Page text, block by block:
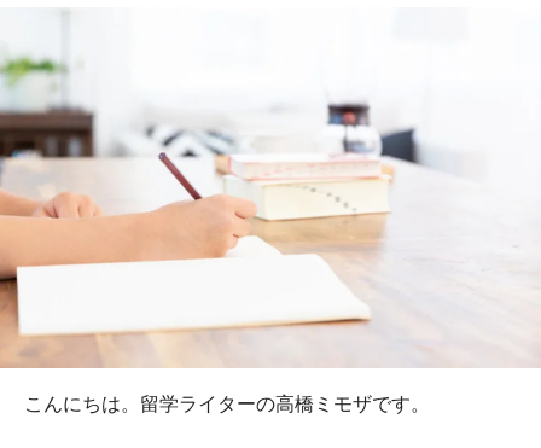
こんにちは。留学ライターの高橋ミモザです。